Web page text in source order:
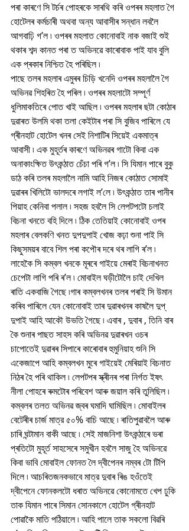
পৰা কাৰণে সি টৰ্চৰ পোহৰকে সাৰথি কৰি ওপৰৰ মহলাত গৈ
হোটেলৰ কৰ্মচাৰী অথবা অন্য আবাসীৰ সন্ধান লবলৈ
আগবাঢ়ি গ’ল ৷ ওপৰৰ মহলাত কোনোবাই নাক বজাই শুই
থকাৰ শব্দ কানত পৰা ত অভিনৱে কাৰোবাক পাই যাব বুলি
এক প্ৰকাৰ নিশ্চিত হৈ পৰিছিল ৷
পাছে তলৰ মহলাৰ এমুৰৰ চিড়ি খনেদি ওপৰৰ মহলালৈ গৈ
অভিনৱ শিহৰিত হৈ পৰিল ৷ ওপৰৰ মহলাটো সম্পূৰ্ণ
ধুলিমাকতিৰে পোত খাই আছিল ৷ ওপৰৰ মহলাৰ ছটা কোঠাৰ
দুৱাৰত উলমি থকা তলা কেইটাৰ পৰা সি বুজিব পাৰিলে যে
গ্ৰীনহাট হোটেল খনৰ সেই নিশাটিৰ সিয়েই একমাত্ৰ
আবাসী ৷ এক মুহূৰ্তৰ কাৰণে অভিনৱৰ গাটো কিবা এক
অনাকাংক্ষিত উৎকন্ঠাত চেঁচা পৰি গ’ল ৷ সি যিমান পাৰে বুকু
ডাঠ কৰি তলৰ মহলালৈ নামি আহি নিজৰ কোঠাত সোমাই
দুৱাৰৰ খিলিটো ভালদৰে লগাই ল’লে ৷ উৎকন্ঠাত তাৰ পানীৰ
পিয়াহ কেনিবা পলাল ৷ সহজ হবলৈ সি লেপটপটো চলাই
বিচনা খনতে বহি দিলে ৷ ঠিক তেতিয়াই কোনোবাই ওপৰ
মহলাৰ বেলকণি খনত দুপদুপাই খোজ কঢ়া শুনা পাই সি
কিছুসময়ৰ বাবে শিল পৰা কপৌৰ দৰে থৰ লাগি ৰ’ল ৷
লাহেকৈ সি কম্বল খনকে মূৰৰে গাইয়ে মেৰাই বিচনাখনত
চেপেটা লাগি পৰি ৰ’ল ৷ মোবাইল ঘড়ীটোলৈ চাই দেখিল
ৰাতি একবাজি গৈছে ৷গাৰ কম্বলখনৰ তলৰ পৰাই সি উমান
কৰিব পাৰিলে যেন কোনোবাই তাৰ দুৱাৰখনৰ কাষলৈ দুপ্
দুপাই আহি আকৌ উভতি গৈছে ৷ এবাৰ , দুবাৰ , তিনি বাৰ
কৈ শুনাৰ পাছত সাহস কৰি অভিনৱ দুৱাৰখন ওচৰ
চাপোতেই দুৱাৰৰ সিপাৰে কাৰোবাৰ হুমুনিয়াহ শুনি সি
একেজাপে আহি কম্বলখন মুৰে গাইয়েই মেৰিয়াই বিচনাত
নিঠৰ হৈ পৰি থাকিল ৷ লেপটপৰ স্ক্ৰীনৰ পৰা নিৰ্গত ইষৎ
নীলা পোহৰে ৰুমটোৰ পৰিবেশ আৰু জয়াল কৰি তুলিছিল ৷
কম্বলৰ তলত অভিনৱ জ্বৰ ঘমাদি ঘামিছিল ৷ মোবাইলৰ
বেটেৰীৰ চাৰ্জ মাত্র ৫০% বাচি আছে ৷ ৰাতিপুৱাবলৈ আৰু
চাৰি ঘন্টামান বাকী আছে ৷ সেই মাজনিশা উৎকন্ঠাৰে ভৰা
প্ৰতিটো মুহূৰ্ত সাহসেৰে সমুখীন হবলৈ সাজু হৈ অভিনৱে
কিবা ভাবি মোবাইল ফোনত লৈ দ্বীপেনৰ নম্বৰ টো টিপি
দিলে ৷ আচৰিতজনকভাবে মাত্র দুবাৰ ৰিঙ হওঁতেই
দ্বীপেনে ফোনকলটো ধৰাত অভিনৱে কোনোমতে খেপ ঢুকি
তাক যিমান পাৰে সিমান সোনকালে হোটেল গ্ৰীনহাট
পোৱাকৈ মাতি পঠিয়ালে ৷ আহি পালে তাক সকলো বিৱৰি